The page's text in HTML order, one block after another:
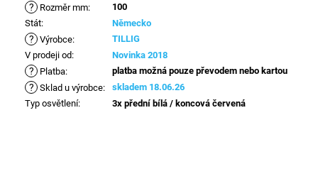
? Rozměr mm:
100
Stát: Německo
? Výrobce:
TILLIG
V prodeji od: Novinka 2018
? Platba: platba možná pouze převodem nebo kartou
? Sklad u výrobce:
skladem 18.06.26
Typ osvětlení: 3x přední bílá / koncová červená